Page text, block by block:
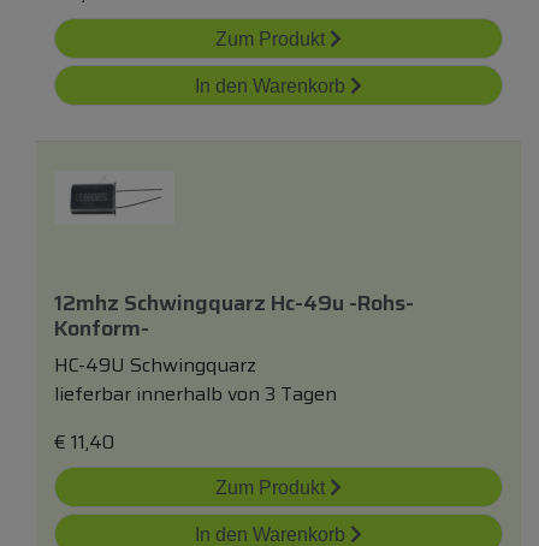
Zum Produkt
In den Warenkorb
12mhz Schwingquarz Hc-49u -rohs-
Konform-
HC-49U Schwingquarz
lieferbar innerhalb von 3 Tagen
€ 11,40
Zum Produkt
In den Warenkorb